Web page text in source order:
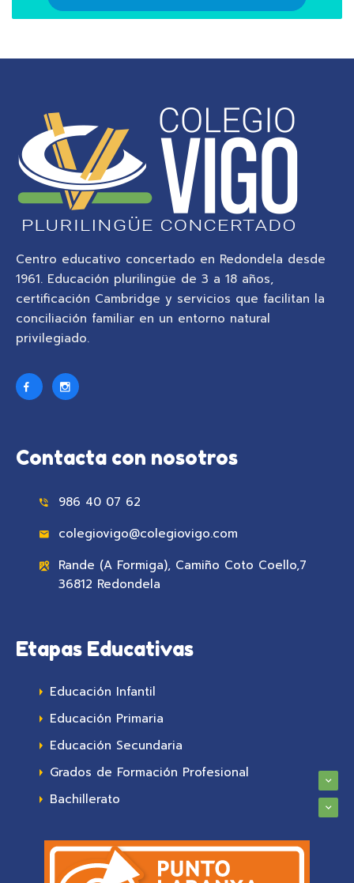
Centro educativo concertado en Redondela desde
1961. Educación plurilingüe de 3 a 18 años,
certificación Cambridge y servicios que facilitan la
conciliación familiar en un entorno natural
privilegiado.
Contacta con nosotros
986 40 07 62
colegiovigo@colegiovigo.com
Rande (A Formiga), Camiño Coto Coello,7
36812 Redondela
Etapas Educativas
Educación Infantil
Educación Primaria
Educación Secundaria
Grados de Formación Profesional
Bachillerato